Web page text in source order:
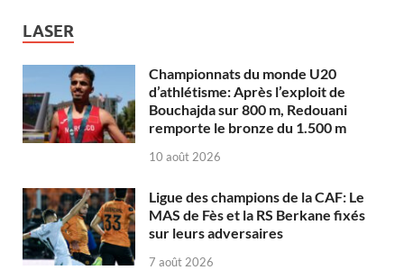
LASER
Championnats du monde U20
d’athlétisme: Après l’exploit de
Bouchajda sur 800 m, Redouani
remporte le bronze du 1.500 m
10 août 2026
Ligue des champions de la CAF: Le
MAS de Fès et la RS Berkane fixés
sur leurs adversaires
7 août 2026